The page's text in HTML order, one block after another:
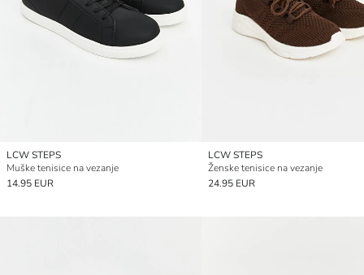
LCW STEPS
Muške tenisice na vezanje
14.95 EUR
LCW STEPS
Ženske tenisice na vezanje
24.95 EUR